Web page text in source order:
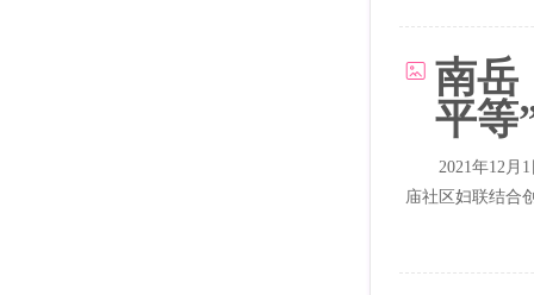
南岳
平等
2021年12月
庙社区妇联结合